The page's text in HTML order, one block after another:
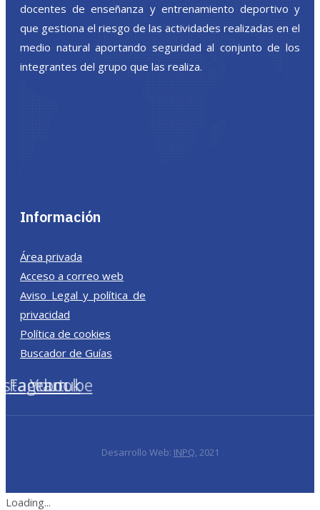
docentes de enseñanza y entrenamiento deportivo y
que gestiona el riesgo de las actividades realizadas en el
medio natural aportando seguridad al conjunto de los
integrantes del grupo que las realiza.
Información
Área privada
Acceso a correo web
Aviso Legal y política de
privacidad
Política de cookies
Buscador de Guías
Facebook
Youtube
Desarrollo Web: INPQ, 2021
Loading...